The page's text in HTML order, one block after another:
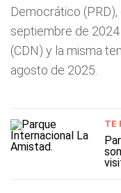
Democrático
septiembre de 2024
(CDN) y la misma
agosto de 2025.
TE